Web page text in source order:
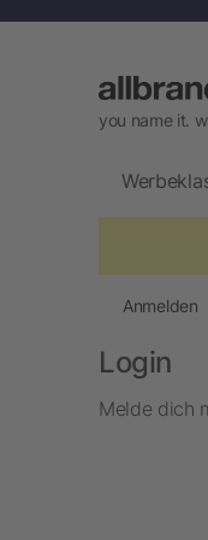
you name it.
Anmelden
Login
Melde dich